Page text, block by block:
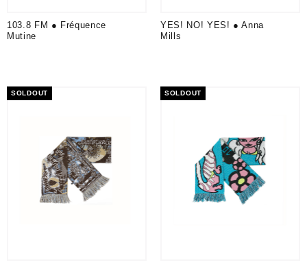
103.8 FM ● Fréquence
Mutine
YES! NO! YES! ● Anna
Mills
SOLDOUT SOLDOUT